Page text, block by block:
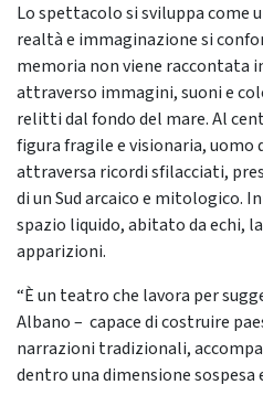
Lo spettacolo si sviluppa come
realtà e immaginazione si
memoria non viene raccontata
attraverso immagini, suoni e
relitti dal fondo del mare. Al
figura fragile e visionaria, uomo
attraversa ricordi sfilacciati,
di un Sud arcaico e mitologico.
spazio liquido, abitato da echi,
apparizioni.
“È un teatro che lavora per
Albano – capace di costruire
narrazioni tradizionali,
dentro una dimensione sospesa